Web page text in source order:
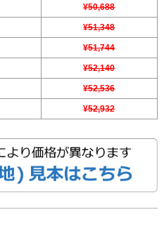
¥50,688
¥51,348
¥51,744
¥52,140
¥52,536
¥52,932